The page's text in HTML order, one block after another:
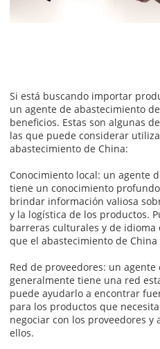
Si está buscando importar
un agente de abastecimiento
beneficios. Estas son algunas
las que puede considerar
abastecimiento de China:
Conocimiento local: un agente
tiene un conocimiento
brindar información valiosa
y la logística de los productos.
barreras culturales y de
que el abastecimiento de
Red de proveedores: un
generalmente tiene una red
puede ayudarlo a encontrar
para los productos que
negociar con los proveedores
ellos.